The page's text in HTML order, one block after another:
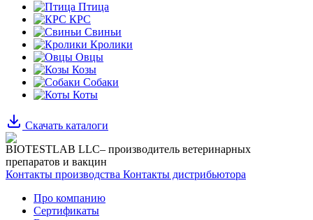
Птица
КРС
Свиньи
Кролики
Овцы
Козы
Собаки
Коты
Скачать каталоги
BIOTESTLAB LLC– производитель ветеринарных
препаратов и вакцин
Контакты производства Контакты дистрибьютора
Про компанию
Сертификаты